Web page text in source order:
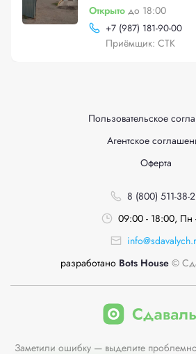
Открыто до 18:00
+7 (987) 181-90-00
Приёмщик: СТК
Пользовательское
Агентское
Оферта
8 (800) 511-38-
09:00 - 18:00, Пн
разработано Bots House ©
Заметили ошибку — выделите